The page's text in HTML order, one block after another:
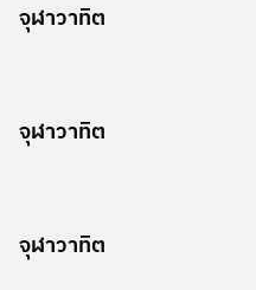
จุฬาวาทิต
จุฬาวาทิต
จุฬาวาทิต